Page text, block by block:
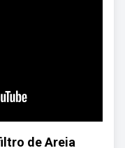
de Areia